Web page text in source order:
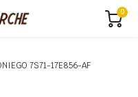
0
7S71-17E856-AF